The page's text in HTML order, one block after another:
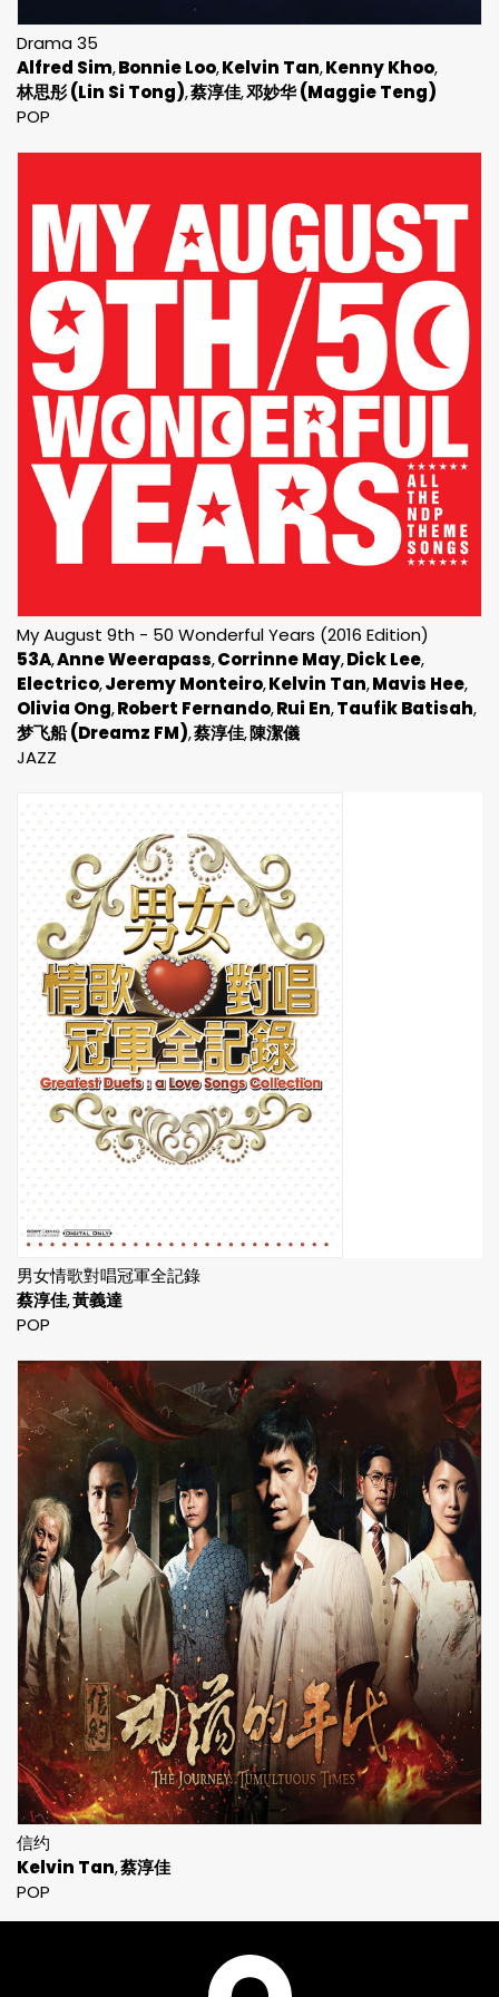
Drama 35
Alfred Sim Bonnie Loo Kelvin Tan Kenny Khoo
林思彤 (Lin Si Tong) 蔡淳佳 邓妙华 (Maggie Teng)
POP
My August 9th - 50 Wonderful Years (2016 Edition)
53A Anne Weerapass Corrinne May Dick Lee
Electrico Jeremy Monteiro Kelvin Tan Mavis Hee
Olivia Ong Robert Fernando Rui En Taufik Batisah
梦飞船 (Dreamz FM) 蔡淳佳 陳潔儀
JAZZ
男女情歌對唱冠軍全記錄
蔡淳佳 黃義達
POP
信约
Kelvin Tan 蔡淳佳
POP